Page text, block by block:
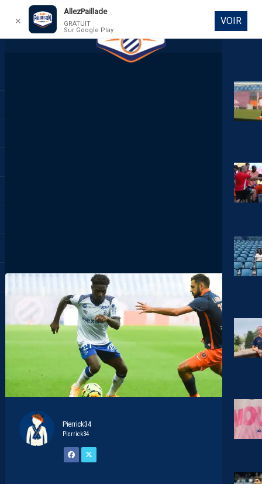
DIRECT
Pierrick34
Pierrick34
✕
AllezPaillade
GRATUIT
Sur Google Play
VOIR